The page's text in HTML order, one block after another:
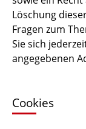
Löschung
Fragen zum
Sie sich
angegebenen
Cookies